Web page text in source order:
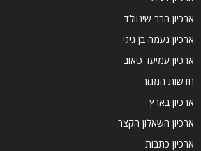
ארכיון הרב שינוולד
ארכיון נעמה בן גיגי
ארכיון עמיעד טאוב
חדשות המגזר
ארכיון בארץ
ארכיון השאלון הקצר
ארכיון כתבות